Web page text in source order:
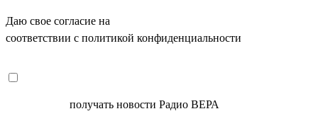
Даю свое согласие на
соответствии с политикой конфиденциальности
получать новости Радио ВЕРА